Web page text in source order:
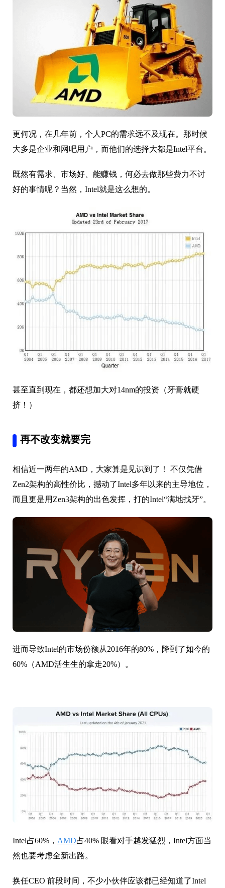
更何况，在几年前，个人PC的需求远不及现在。那时候
大多是企业和网吧用户，而他们的选择大都是Intel平台。
既然有需求、市场好、能赚钱，何必去做那些费力不讨
好的事情呢？当然，Intel就是这么想的。
甚至直到现在，都还想加大对14nm的投资（牙膏就硬
挤！）
再不改变就要完
相信近一两年的AMD，大家算是见识到了！ 不仅凭借
Zen2架构的高性价比，撼动了Intel多年以来的主导地位，
而且更是用Zen3架构的出色发挥，打的Intel“满地找牙”。
进而导致Intel的市场份额从2016年的80%，降到了如今的
60%（AMD活生生的拿走20%）。
Intel占60%， AMD占40% 眼看对手越发猛烈，Intel方面当
然也要考虑全新出路。
换任CEO 前段时间，不少小伙伴应该都已经知道了Intel